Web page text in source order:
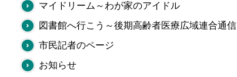
マイドリーム～わが家のアイドル
図書館へ行こう～後期高齢者医療広域連合通信
市民記者のページ
お知らせ